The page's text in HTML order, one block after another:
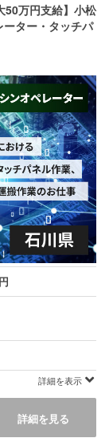
50万円支給】小松
ター・タッチパ
円
詳細を表示
詳細を見る